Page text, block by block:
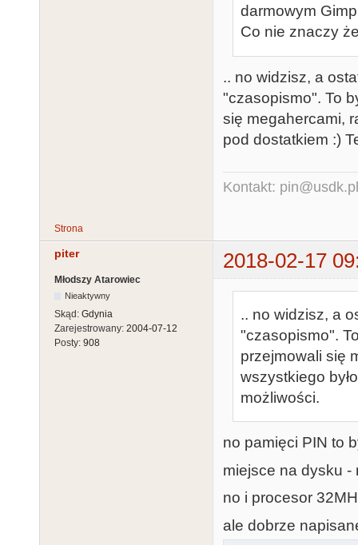
darmowym
Co nie znaczy
.. no widzisz, a
"czasopismo". To
się megahercami,
pod dostatkiem :)
Kontakt: pin@usdk.pl
Strona
piter 2018-02-17
Młodszy Atarowiec
Nieaktywny
Skąd: Gdynia
Zarejestrowany: 2004-07-12
Posty: 908
.. no widzisz, a
"czasopismo".
przejmowali się
wszystkiego
możliwości.
no pamięci PIN to
miejsce na dysku -
no i procesor
ale dobrze